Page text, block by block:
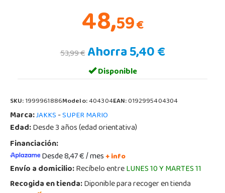
48,59€
53,99 €Ahorra 5,40 €
Disponible
SKU:1999961886Modelo:404304EAN:0192995404304
Marca:JAKKS-SUPER MARIO
Edad:Desde 3 años (edad orientativa)
Financiación:
Desde 8,47 € / mes+ info
Envío a domicilio:Recíbelo entreLUNES 10 Y MARTES 11
Recogida en tienda:Diponible para recoger en tienda